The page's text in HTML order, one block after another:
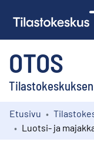
OTOS
Kokoelmat
Etusivu